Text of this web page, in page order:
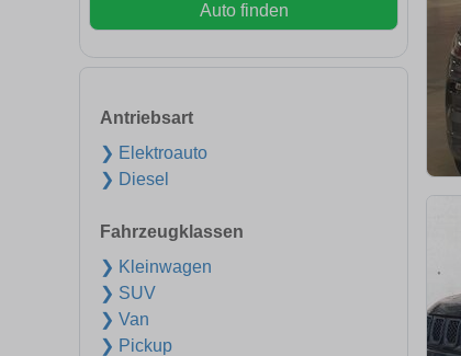
Auto finden
Antriebsart
❯ Elektroauto
❯ Diesel
Fahrzeugklassen
❯ Kleinwagen
❯ SUV
❯ Van
❯ Pickup